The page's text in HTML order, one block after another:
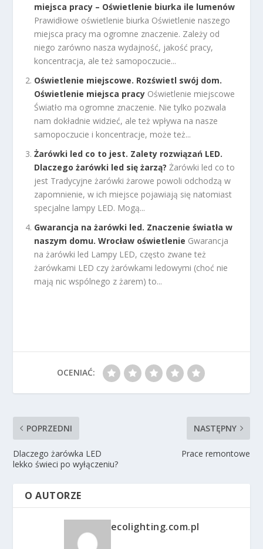
miejsca pracy – Oświetlenie biurka ile lumenów
Prawidłowe oświetlenie biurka Oświetlenie naszego
miejsca pracy ma ogromne znaczenie. Zależy od
niego zarówno nasza wydajność, jakość pracy,
koncentracja, ale też samopoczucie...
Oświetlenie miejscowe. Rozświetl swój dom.
Oświetlenie miejsca pracy Oświetlenie miejscowe
Światło ma ogromne znaczenie. Nie tylko pozwala
nam dokładnie widzieć, ale też wpływa na nasze
samopoczucie i koncentracje, może też...
Żarówki led co to jest. Zalety rozwiązań LED.
Dlaczego żarówki led się żarzą? Żarówki led co to
jest Tradycyjne żarówki żarowe powoli odchodzą w
zapomnienie, w ich miejsce pojawiają się natomiast
specjalne lampy LED. Mogą...
Gwarancja na żarówki led. Znaczenie światła w
naszym domu. Wrocław oświetlenie Gwarancja
na żarówki led Lampy LED, często zwane też
żarówkami LED czy żarówkami ledowymi (choć nie
mają nic wspólnego z żarem) to...
OCENIAĆ:
POPRZEDNI
Dlaczego żarówka LED
lekko świeci po wyłączeniu?
NASTĘPNY
Prace remontowe
O AUTORZE
ecolighting.com.pl